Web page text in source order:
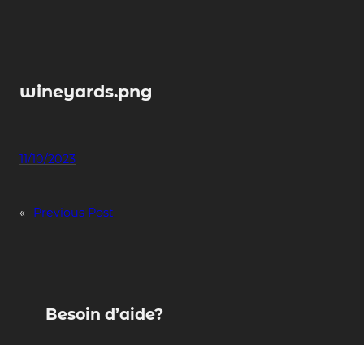
wineyards.png
11/10/2023
« Previous Post
Besoin d’aide?